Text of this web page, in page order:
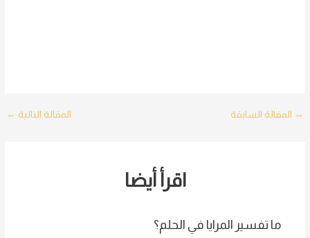
Post
→ المقالة السابقة المقالة التالية ←
اقرأ أيضا
ما تفسير المرايا في الحلم؟